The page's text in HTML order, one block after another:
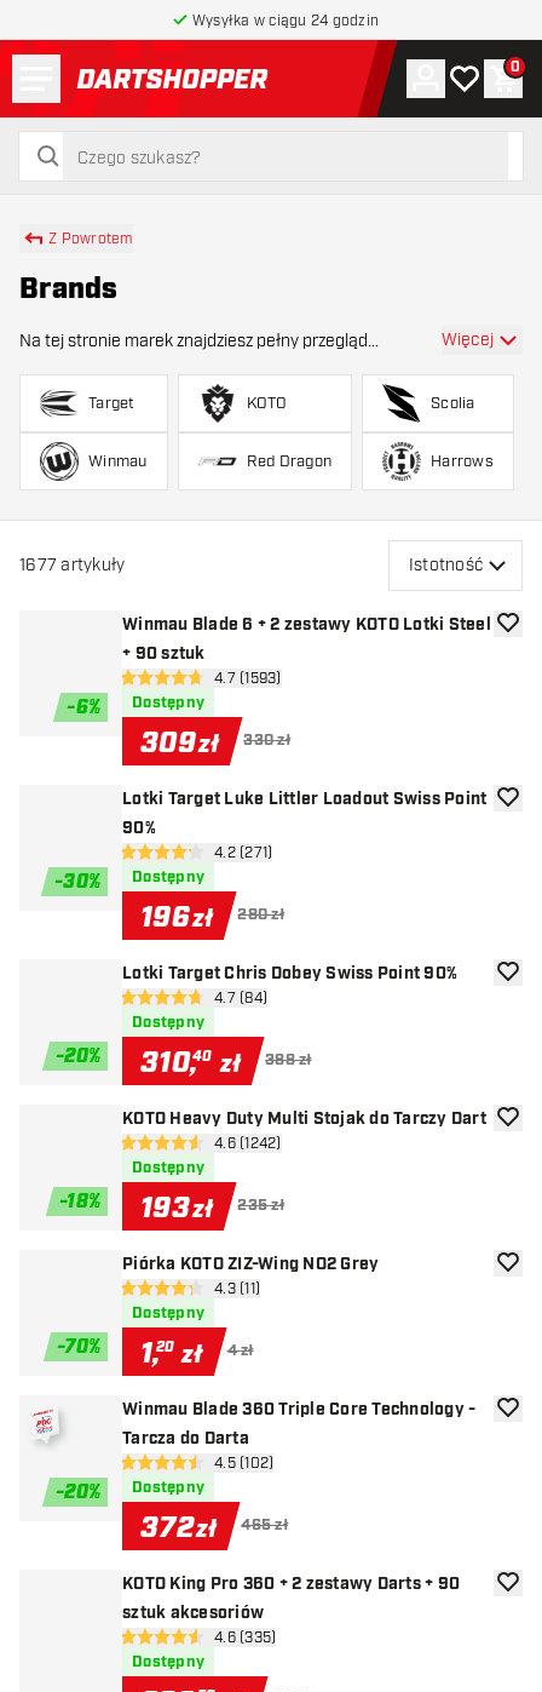
Wysyłka w ciągu 24 godzin
powrót do strony głównej
szukaj
szukaj
Konto
Moja lista
0
Z Powrotem
Brands
Na tej stronie marek znajdziesz pełny przegląd
wiodących nazw, takich jak Target , Winmau , Harrows ,
KOTO , GOAT i Unicorn , po wielu innych wyspec
Więcej
Target
Winmau
KOTO
Red Dragon
Scolia
Harrows
1677artykuły Istotność
-6%
Winmau Blade 6 + 2 zestawy KOTO Lotki Steel
+ 90 sztuk
otwórz panel recenzji
4.7 gwiazdki oceny
4.7 (1593)
Dostępny
309zł 330 zł
-30%
Lotki Target Luke Littler Loadout Swiss Point
90%
otwórz panel recenzji
4.2 gwiazdki oceny
4.2 (271)
Dostępny
196zł 280 zł
-20%
Lotki Target Chris Dobey Swiss Point 90%
otwórz panel recenzji
4.7 gwiazdki oceny
4.7 (84)
Dostępny
310,40 zł 388 zł
-18%
KOTO Heavy Duty Multi Stojak do Tarczy Dart
otwórz panel recenzji
4.6 gwiazdki oceny
4.6 (1242)
Dostępny
193zł 235 zł
-70%
Piórka KOTO ZIZ-Wing NO2 Grey
otwórz panel recenzji
4.3 gwiazdki oceny
4.3 (11)
Dostępny
1,20 zł 4 zł
-20%
Winmau Blade 360 Triple Core Technology -
Tarcza do Darta
otwórz panel recenzji
4.5 gwiazdki oceny
4.5 (102)
Dostępny
372zł 465 zł
KOTO King Pro 360 + 2 zestawy Darts + 90
sztuk akcesoriów
otwórz panel recenzji
4.6 gwiazdki oceny
4.6 (335)
Dostępny